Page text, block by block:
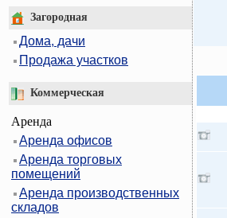
Загородная
Дома, дачи
Продажа участков
Коммерческая
Аренда
Аренда офисов
Аренда торговых
помещений
Аренда производственных
складов